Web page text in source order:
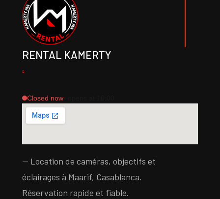
RENTAL KAMERTY
Closed now· opens at 10:00
— Location de caméras, objectifs et
éclairages à Maarif, Casablanca.
Réservation rapide et fiable.